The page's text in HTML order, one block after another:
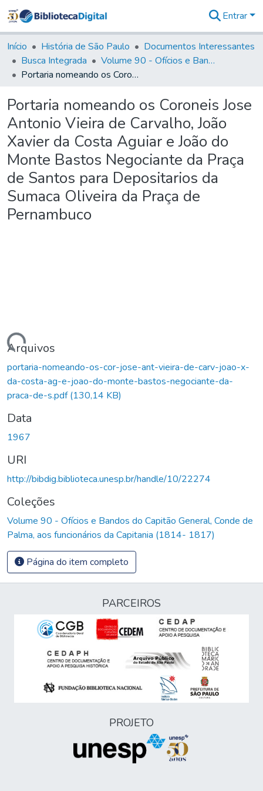
&
Coleções
Tudo na
Biblioteca
Estatísticas
Entrar
Início História de São Paulo
Documentos Interessantes
Busca Integrada
Volume 90 - Ofícios e Bandos do Capitão General, Conde de Palma, aos funcionários da Capitania (1814- 1817)
Portaria nomeando os Coroneis Jose Antonio Vieira de Carvalho, João Xavier da Costa Aguiar e João do Monte Bastos Negociante da Praça de Santos para Depositarios da Sumaca Oliveira da Praça de Pernambuco
Portaria nomeando os Coroneis Jose
Antonio Vieira de Carvalho, João
Xavier da Costa Aguiar e João do
Monte Bastos Negociante da Praça
de Santos para Depositarios da
Sumaca Oliveira da Praça de
Pernambuco
Arquivos
portaria-nomeando-os-cor-jose-ant-vieira-de-carv-joao-x-
da-costa-ag-e-joao-do-monte-bastos-negociante-da-
praca-de-s.pdf(130,14 KB)
Data
1967
URI
http://bibdig.biblioteca.unesp.br/handle/10/22274
Coleções
Volume 90 - Ofícios e Bandos do Capitão General, Conde de
Palma, aos funcionários da Capitania (1814- 1817)
Página do item completo
PARCEIROS
PROJETO